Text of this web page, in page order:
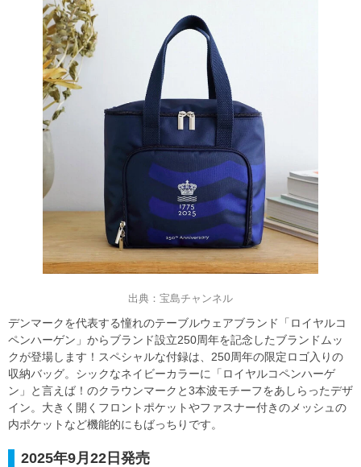
出典：宝島チャンネル
デンマークを代表する憧れのテーブルウェアブランド「ロイヤルコ
ペンハーゲン」からブランド設立250周年を記念したブランドムッ
クが登場します！スペシャルな付録は、250周年の限定ロゴ入りの
収納バッグ。シックなネイビーカラーに「ロイヤルコペンハーゲ
ン」と言えば！のクラウンマークと3本波モチーフをあしらったデザ
イン。大きく開くフロントポケットやファスナー付きのメッシュの
内ポケットなど機能的にもばっちりです。
2025年9月22日発売